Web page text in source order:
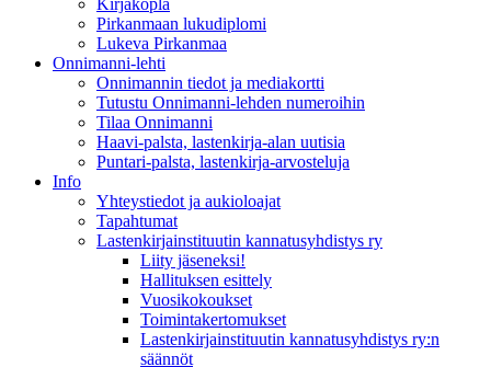
Kirjakopla
Pirkanmaan lukudiplomi
Lukeva Pirkanmaa
Onnimanni-lehti
Onnimannin tiedot ja mediakortti
Tutustu Onnimanni-lehden numeroihin
Tilaa Onnimanni
Haavi-palsta, lastenkirja-alan uutisia
Puntari-palsta, lastenkirja-arvosteluja
Info
Yhteystiedot ja aukioloajat
Tapahtumat
Lastenkirjainstituutin kannatusyhdistys ry
Liity jäseneksi!
Hallituksen esittely
Vuosikokoukset
Toimintakertomukset
Lastenkirjainstituutin kannatusyhdistys ry:n
säännöt